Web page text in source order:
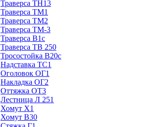
Траверса ТН13
Траверса ТМ1
Траверса ТМ2
Траверса ТМ-3
Траверса В1с
Траверса ТВ 250
Тросостойка В20с
Надставка ТС1
Оголовок ОГ1
Накладка ОГ2
Оттяжка ОТ3
Лестница Л 251
Хомут Х1
Хомут В30